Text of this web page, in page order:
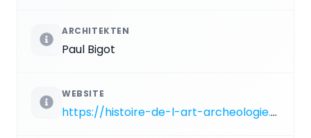
ARCHITEKTEN
Paul Bigot
WEBSITE
https://histoire-de-l-art-archeologie.pantheonsorbonne.fr/nous-connaitre/nos-sites-denseignement/institut-dart-et-darcheologie